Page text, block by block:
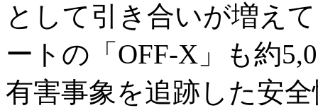
として引き合いが増え
ートの「OFF-X」も約
有害事象を追跡した安